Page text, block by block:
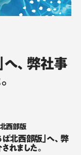
へ、弊社事
北西部版
ば北西部版」へ、弊
れました。